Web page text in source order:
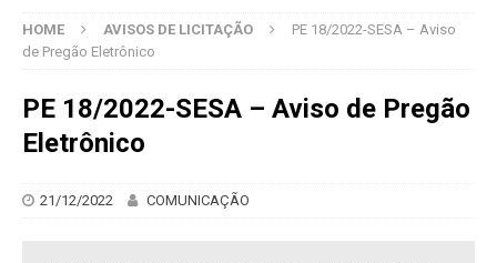
HOME AVISOS DE LICITAÇÃO
PE 18/2022-SESA – Aviso
de Pregão Eletrônico
PE 18/2022-SESA – Aviso de Pregão
Eletrônico
21/12/2022 COMUNICAÇÃO